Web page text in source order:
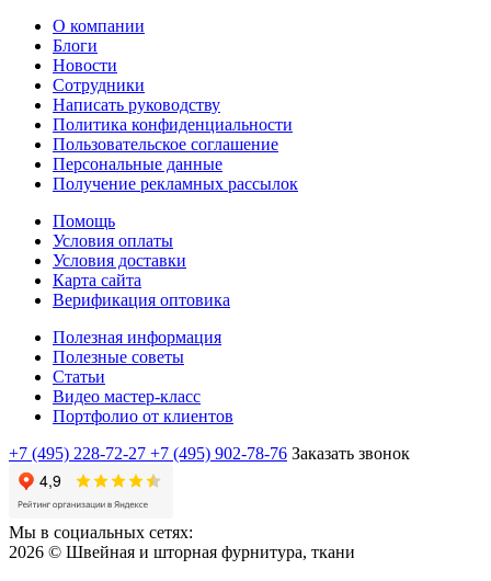
О компании
Блоги
Новости
Сотрудники
Написать руководству
Политика конфиденциальности
Пользовательское соглашение
Персональные данные
Получение рекламных рассылок
Помощь
Условия оплаты
Условия доставки
Карта сайта
Верификация оптовика
Полезная информация
Полезные советы
Статьи
Видео мастер-класс
Портфолио от клиентов
+7 (495) 228-72-27 +7 (495) 902-78-76 Заказать звонок
Мы в социальных сетях:
2026 © Швейная и шторная фурнитура, ткани